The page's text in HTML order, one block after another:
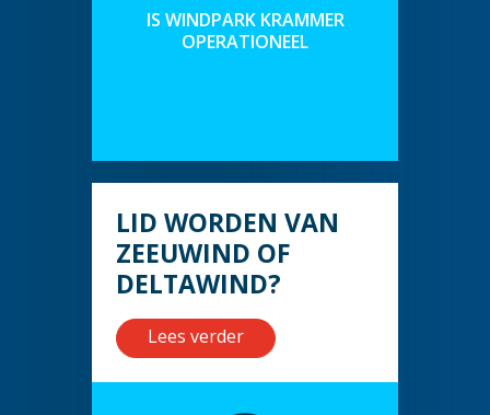
IS WINDPARK KRAMMER
OPERATIONEEL
LID WORDEN VAN
ZEEUWIND OF
DELTAWIND?
Lees verder